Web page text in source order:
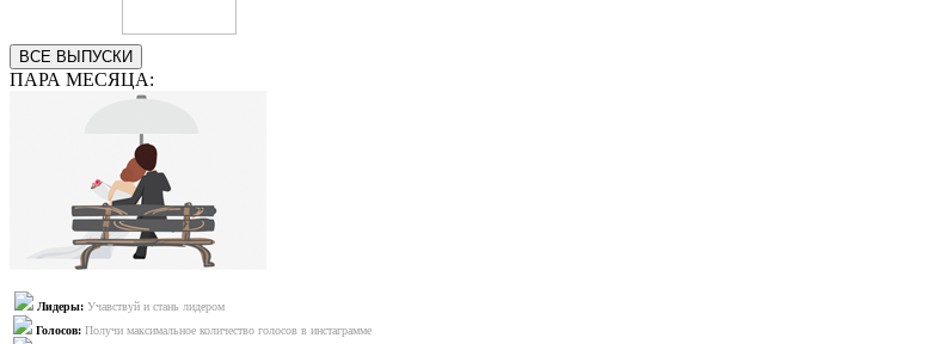
ВСЕ ВЫПУСКИ
ПАРА МЕСЯЦА:
Лидеры: Учавствуй и стань лидером
Голосов: Получи максимальное количество голосов в инстаграмме